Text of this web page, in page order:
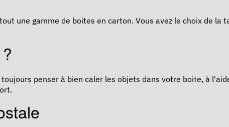
une gamme de boites en carton. Vous avez le choix de la
penser à bien caler les objets dans votre boite, à